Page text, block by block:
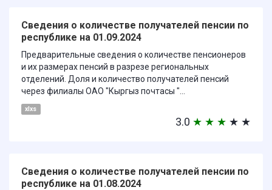
Сведения о количестве получателей пенсии по
республике на 01.09.2024
Предварительные сведения о количестве пенсионеров
и их размерах пенсий в разрезе региональных
отделений. Доля и количество получателей пенсий
через филиалы ОАО "Кыргыз почтасы "...
xlxs
3.0 ★ ★ ★ ★ ★
Сведения о количестве получателей пенсии по
республике на 01.08.2024